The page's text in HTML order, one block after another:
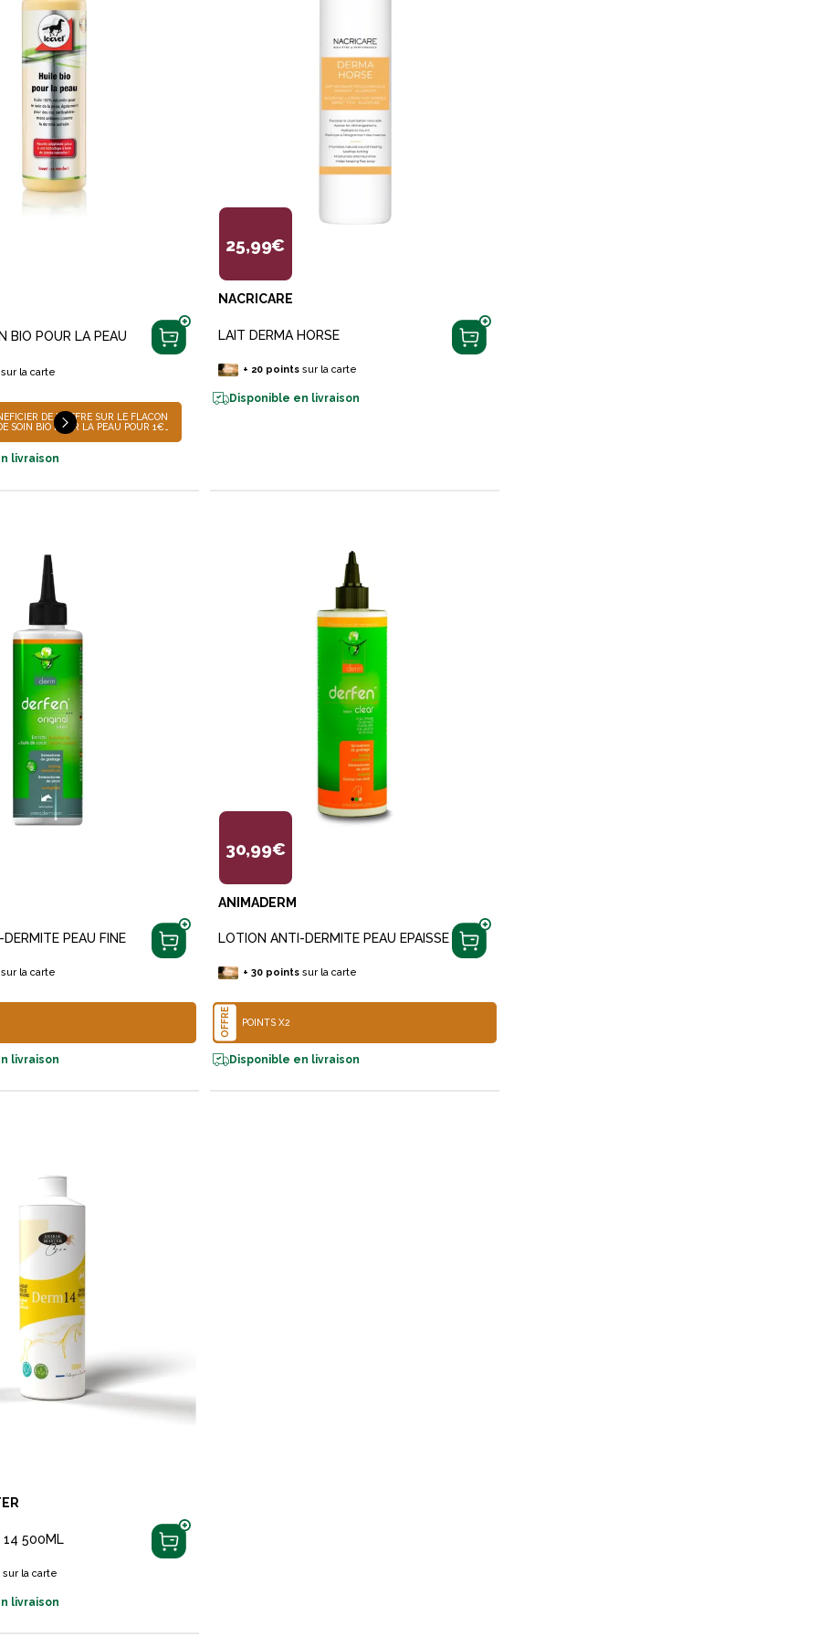
BIO POUR LA PEAU
sur la carte
DE L'OFFRE SUR LE FLACON
SOIN BIO POUR LA PEAU POUR 1€
IDENTIFIEZ VOUS SUR LE SITE
VALIDITÉ, PLACEZ DANS VOTRE
livraison
25,99€
NACRICARE
LAIT DERMA HORSE
+ 20pointssur la carte
Disponible en livraison
PEAU FINE
sur la carte
livraison
30,99€
ANIMADERM
LOTION ANTI-DERMITE PEAU EPAISSE
+ 30pointssur la carte
OFFRE POINTS X2
Disponible en livraison
14 500ML
sur la carte
livraison